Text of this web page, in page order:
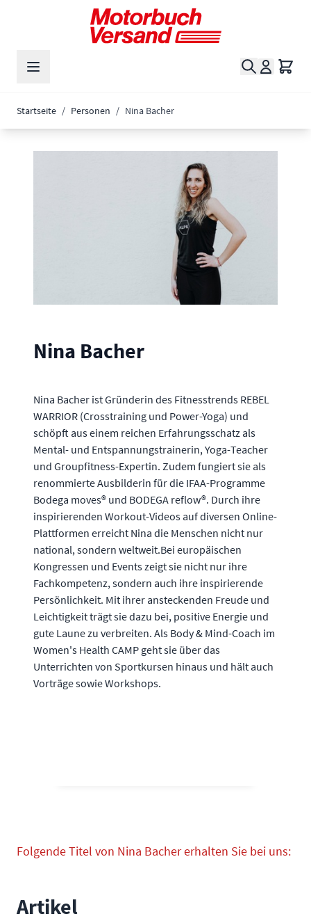
Zum Inhalt springen
Suche
Startseite / Personen / Nina Bacher
Nina Bacher
Nina Bacher ist Gründerin des Fitnesstrends REBEL
WARRIOR (Crosstraining und Power-Yoga) und
schöpft aus einem reichen Erfahrungsschatz als
Mental- und Entspannungstrainerin, Yoga-Teacher
und Groupfitness-Expertin. Zudem fungiert sie als
renommierte Ausbilderin für die IFAA-Programme
Bodega moves® und BODEGA reflow®. Durch ihre
inspirierenden Workout-Videos auf diversen Online-
Plattformen erreicht Nina die Menschen nicht nur
national, sondern weltweit.Bei europäischen
Kongressen und Events zeigt sie nicht nur ihre
Fachkompetenz, sondern auch ihre inspirierende
Persönlichkeit. Mit ihrer ansteckenden Freude und
Leichtigkeit trägt sie dazu bei, positive Energie und
gute Laune zu verbreiten. Als Body & Mind-Coach im
Women's Health CAMP geht sie über das
Unterrichten von Sportkursen hinaus und hält auch
Vorträge sowie Workshops.
Folgende Titel von Nina Bacher erhalten Sie bei uns:
Artikel